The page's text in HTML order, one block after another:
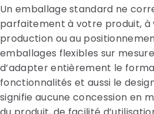
Un emballage standard ne
parfaitement à votre produit, à
production ou au
emballages flexibles sur
d’adapter entièrement le
fonctionnalités et aussi le
signifie aucune concession en